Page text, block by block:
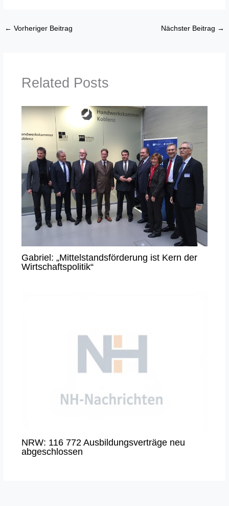
← Vorheriger Beitrag Nächster Beitrag →
Related Posts
Gabriel: „Mittelstandsförderung ist Kern der
Wirtschaftspolitik“
NRW: 116 772 Ausbildungsverträge neu
abgeschlossen